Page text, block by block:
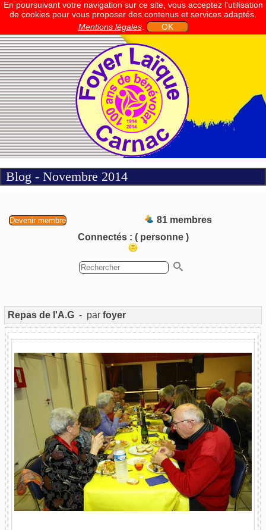
En poursuivant votre navigation sur ce site, vous acceptez l'utilisation
de cookies pour vous proposer des contenus et services adaptés.
Mentions légales. OK
Blog - Novembre 2014
Devenir membre
81 membres
Connectés : ( personne )
Repas de l'A.G - par foyer